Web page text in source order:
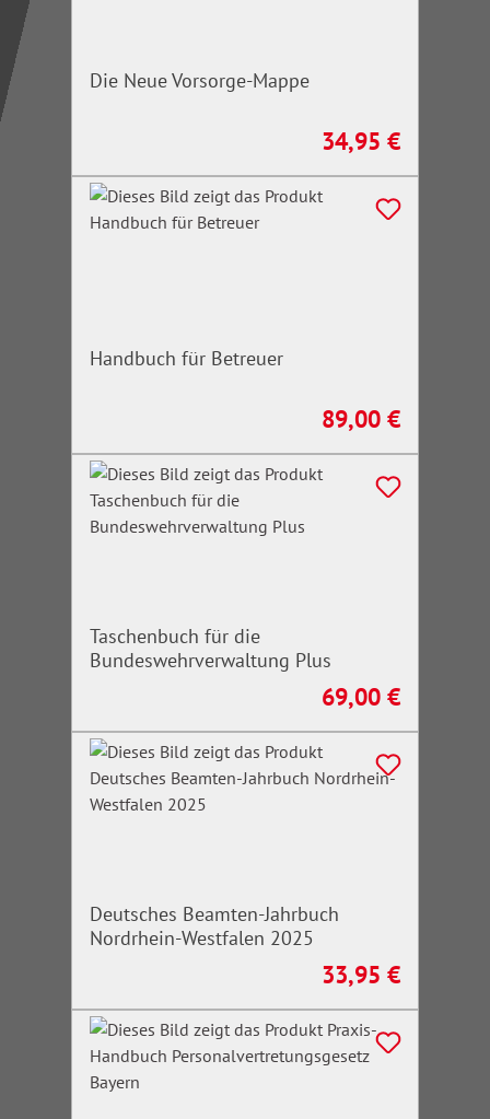
Die Neue Vorsorge-Mappe
Regulärer Preis:
34,95 €
Handbuch für Betreuer
Regulärer Preis:
89,00 €
Taschenbuch für die
Bundeswehrverwaltung Plus
Regulärer Preis:
69,00 €
Deutsches Beamten-Jahrbuch
Nordrhein-Westfalen 2025
Regulärer Preis:
33,95 €